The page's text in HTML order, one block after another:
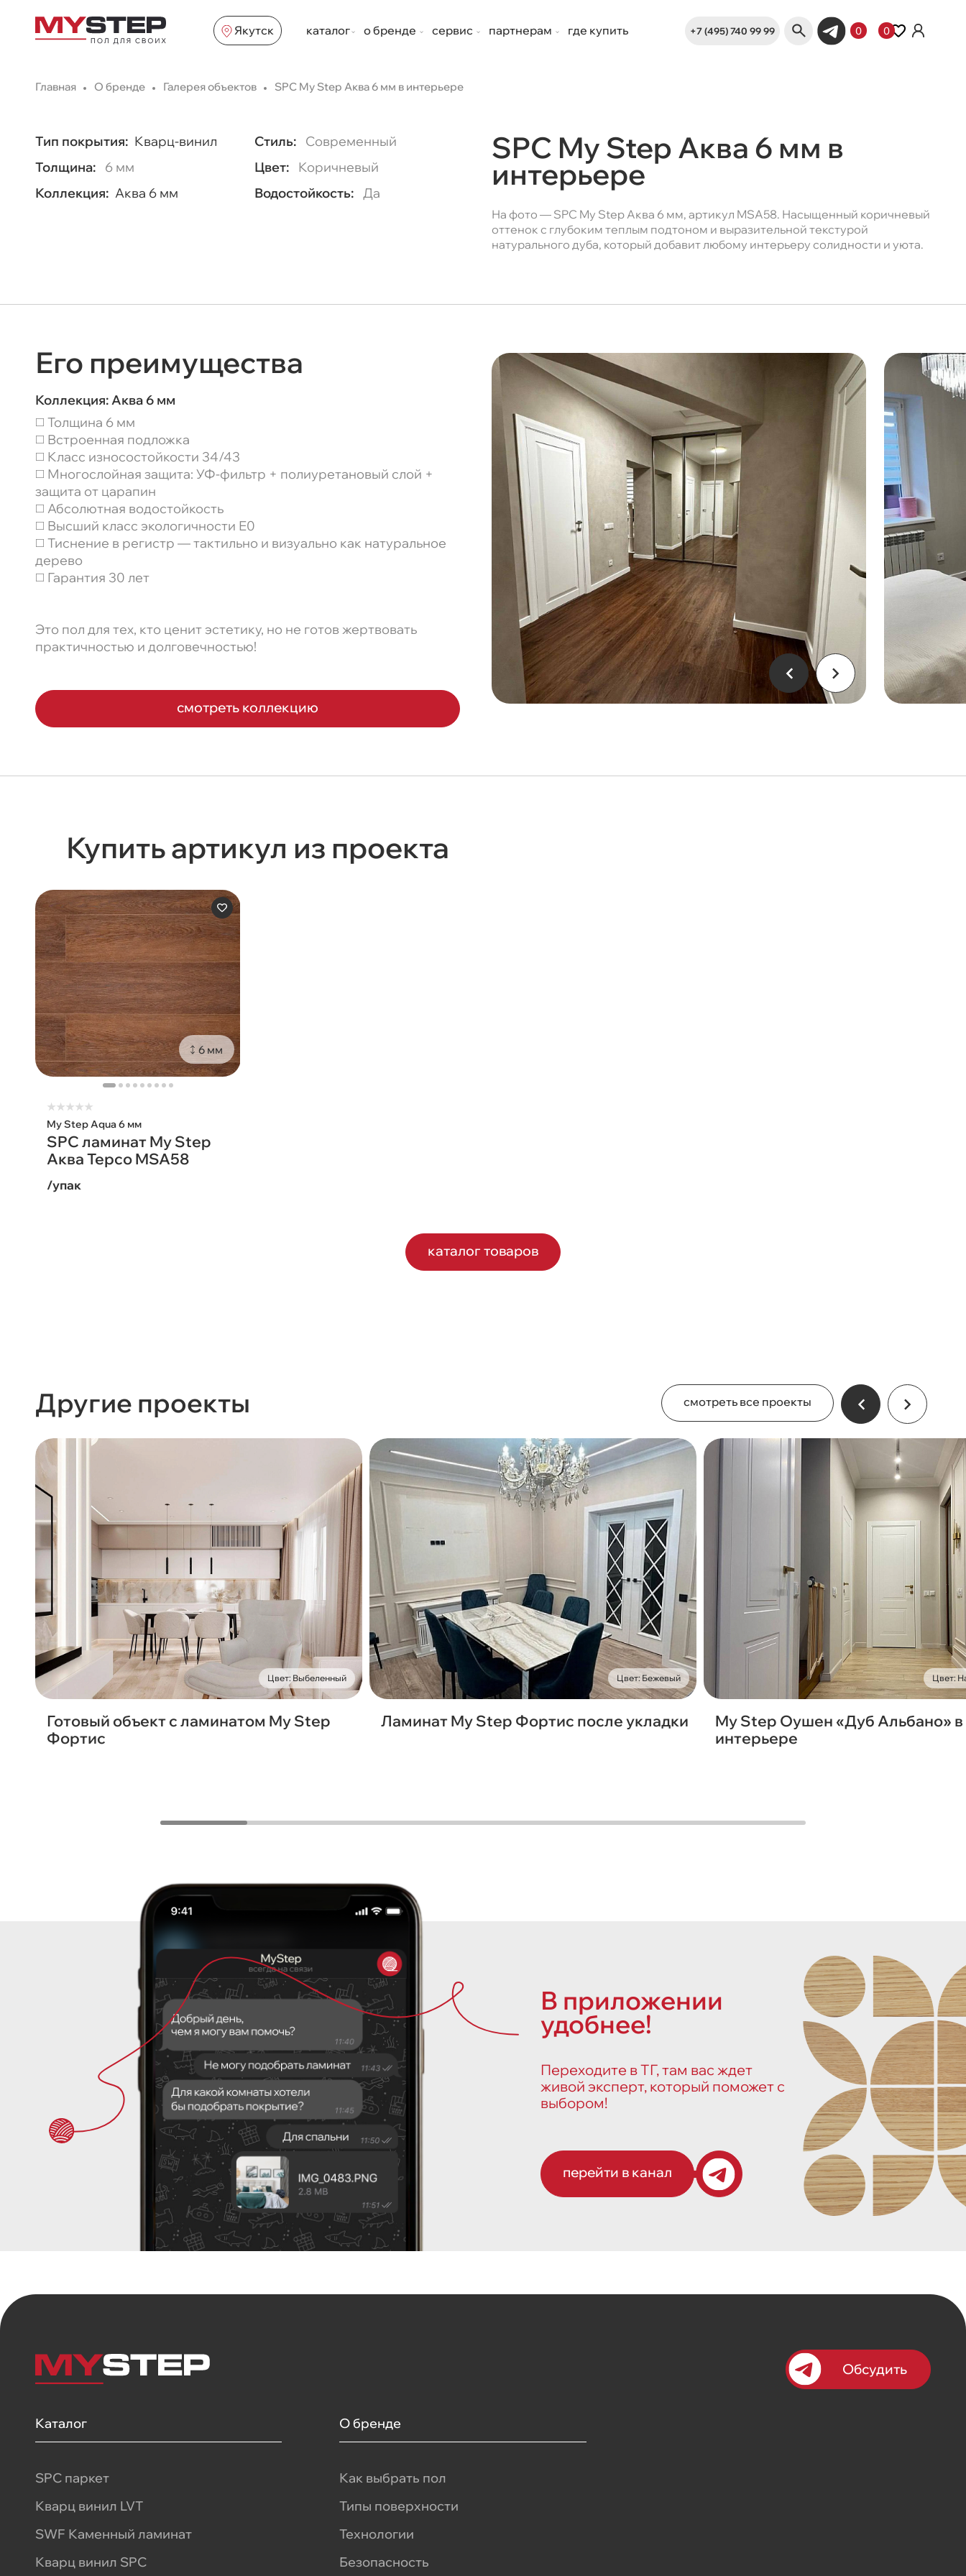
Якутск каталог о бренде сервис партнерам где купить +7 (495) 740 99 99 0 0
Главная О бренде Галерея объектов SPC My Step Аква 6 мм в интерьере
Тип покрытия: Кварц-винил Стиль:
Современный
Толщина:
6 мм Цвет:
Коричневый
Коллекция: Аква 6 мм Водостойкость: Да
SPC My Step Аква 6 мм в
интерьере
На фото — SPC My Step Аква 6 мм, артикул MSA58. Насыщенный коричневый
оттенок с глубоким теплым подтоном и выразительной текстурой
натурального дуба, который добавит любому интерьеру солидности и уюта.
Его преимущества
Коллекция:Аква 6 мм
◻️ Толщина 6 мм
◻️ Встроенная подложка
◻️ Класс износостойкости 34/43
◻️ Многослойная защита: УФ-фильтр + полиуретановый слой +
защита от царапин
◻️ Абсолютная водостойкость
◻️ Высший класс экологичности Е0
◻️ Тиснение в регистр — тактильно и визуально как натуральное
дерево
◻️ Гарантия 30 лет
Это пол для тех, кто ценит эстетику, но не готов жертвовать
практичностью и долговечностью!
смотреть коллекцию
Купить артикул из проекта
6 мм
★★★★★
My Step Aqua 6 мм
SPC ламинат My Step
Аква Терсо MSA58
/упак
каталог товаров
Другие проекты
Цвет: Выбеленный
Готовый объект с ламинатом My Step
Фортис
Цвет: Бежевый
Ламинат My Step Фортис после укладки
Цвет:
My Step Оушен «Дуб Альбано» в
интерьере
смотреть все проекты
В приложении
удобнее!
Переходите в ТГ, там вас ждет
живой эксперт, который поможет с
выбором!
перейти в канал
Обсудить
Каталог
SPC паркет
Кварц винил LVT
SWF Каменный ламинат
Кварц винил SPC
О бренде
Как выбрать пол
Типы поверхности
Технологии
Безопасность